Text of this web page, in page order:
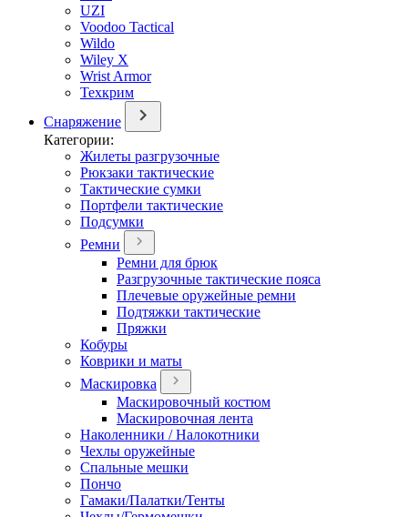
UZI
Voodoo Tactical
Wildo
Wiley X
Wrist Armor
Техкрим
Снаряжение
Категории:
Жилеты разгрузочные
Рюкзаки тактические
Тактические сумки
Портфели тактические
Подсумки
Ремни
Ремни для брюк
Разгрузочные тактические пояса
Плечевые оружейные ремни
Подтяжки тактические
Пряжки
Кобуры
Коврики и маты
Маскировка
Маскировочный костюм
Маскировочная лента
Наколенники / Налокотники
Чехлы оружейные
Спальные мешки
Пончо
Гамаки/Палатки/Тенты